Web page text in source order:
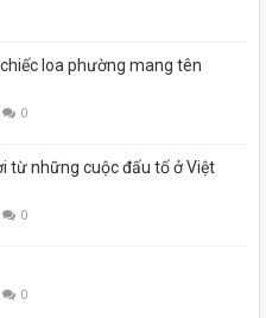
loa phường mang tên
0
từ những cuộc đấu tố ở Việt
0
0